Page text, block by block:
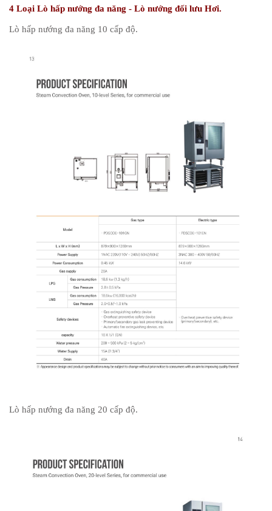
4 Loại Lò hấp nướng đa năng - Lò nướng đối lưu Hơi.
Lò hấp nướng đa năng 10 cấp độ.
Lò hấp nướng đa năng 20 cấp độ.